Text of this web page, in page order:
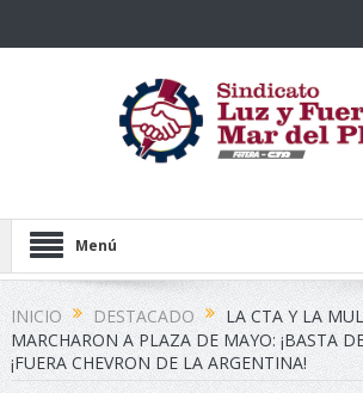
Menú
INICIO DESTACADO
LA CTA Y LA
MARCHARON A PLAZA DE MAYO: ¡BASTA
¡FUERA CHEVRON DE LA ARGENTINA!